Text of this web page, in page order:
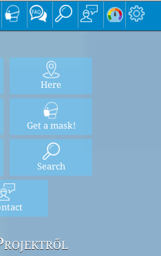
Here
Get a mask!
Search